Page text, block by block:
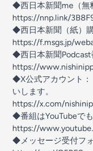
◆西日本新聞me（無
https://nnp.link/
◆西日本新聞（紙）
https://f.msgs.jp/
◆西日本新聞Podcast
https://
◆X公式アカウント：
いします。
https://x.com/
◆番組はYouTubeで
https://
◆メッセージ受付フ